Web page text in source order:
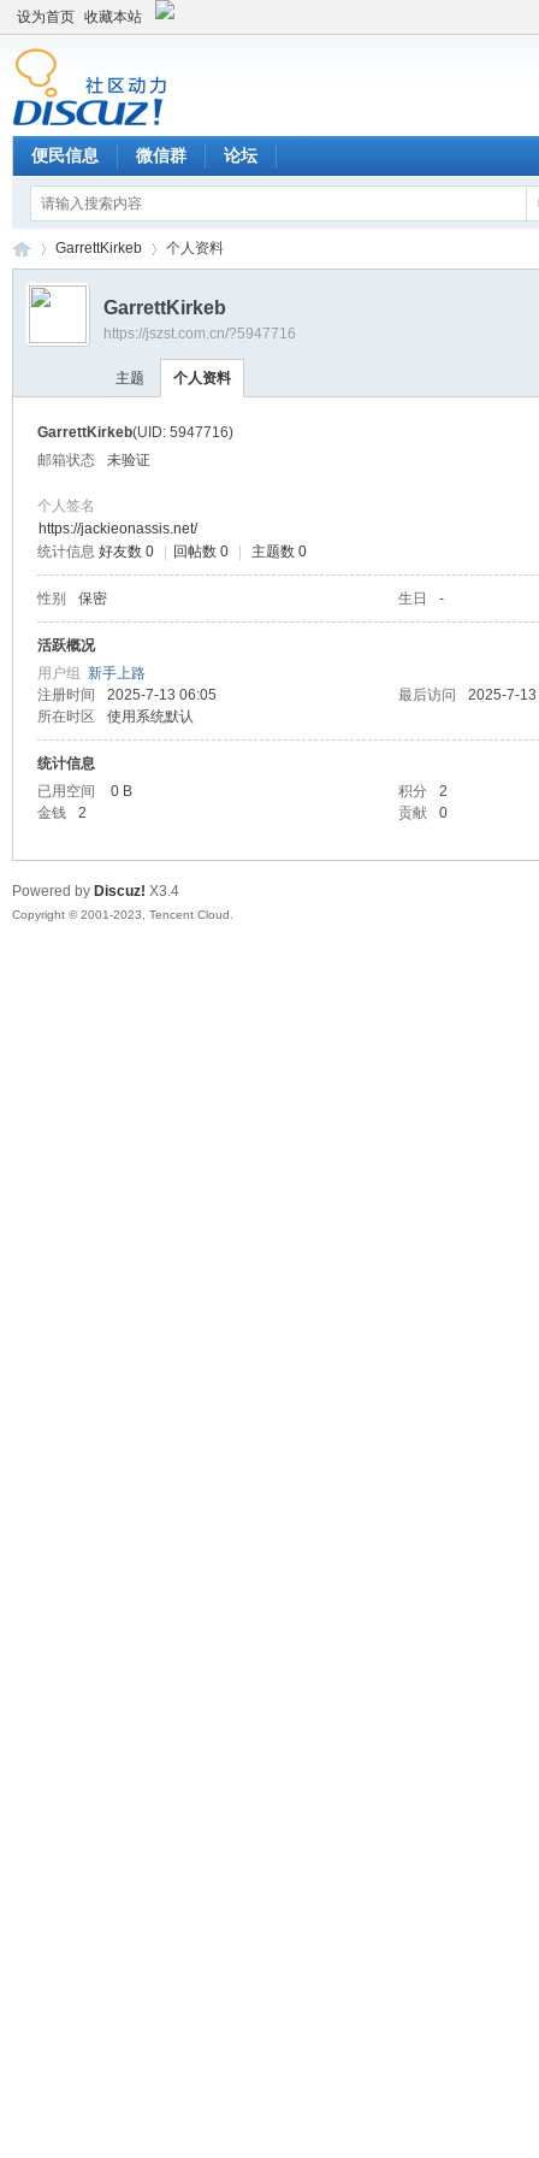
设为首页 收藏本站
便民信息 微信群 论坛
›
GarrettKirkeb 个人资料
GarrettKirkeb
https://jszst.com.cn/?5947716
主题 个人资料
GarrettKirkeb(UID: 5947716)
邮箱状态
未验证
个人签名
https://jackieonassis.net/
统计信息 好友数 0 回帖数 0 主题数 0
性别 保密 生日 -
活跃概况
用户组 新手上路
注册时间
2025-7-13 06:05 最后访问
2025-7-
所在时区
使用系统默认
统计信息
已用空间
0 B 积分
2
金钱
2 贡献 0
Powered by Discuz! X3.4
Copyright © 2001-2023, Tencent Cloud.